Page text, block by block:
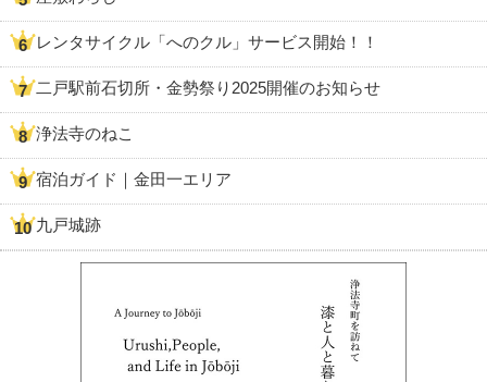
レンタサイクル「へのクル」サービス開始！！
二戸駅前石切所・金勢祭り2025開催のお知らせ
浄法寺のねこ
宿泊ガイド｜金田一エリア
九戸城跡